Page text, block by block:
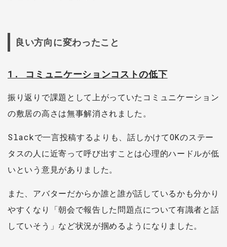
良い方向に変わったこと
1. コミュニケーションコストの低下
振り返りで課題として上がっていたコミュニケーション
の敷居の高さは無事解消されました。
Slackで一言投稿するよりも、話しかけてOKのステー
タスの人に近寄って呼び出すことは心理的ハードルが低
いという意見がありました。
また、アバターだからか誰と誰が話しているかも分かり
やすくなり「朝会で報告した問題点について有識者と話
していそう」など状況が掴めるようになりました。